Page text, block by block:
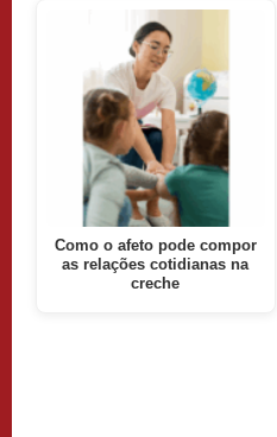
Como o afeto pode compor
as relações cotidianas na
creche